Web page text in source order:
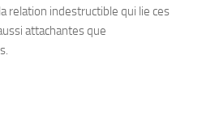
relation indestructible qui lie ces
attachantes que